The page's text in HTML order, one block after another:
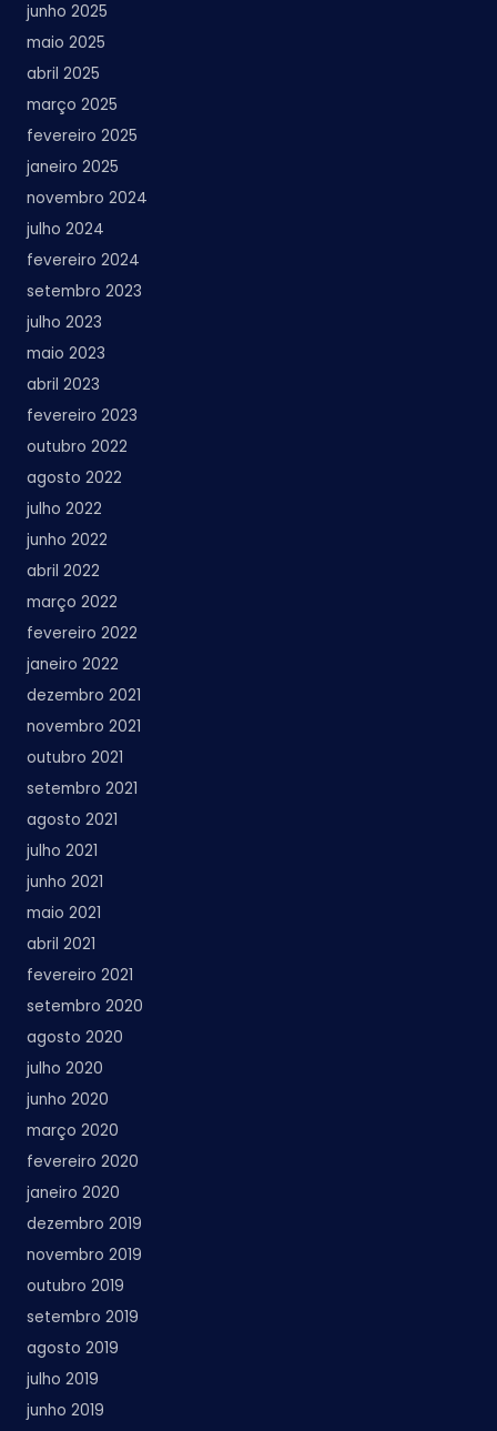
junho 2025
maio 2025
abril 2025
março 2025
fevereiro 2025
janeiro 2025
novembro 2024
julho 2024
fevereiro 2024
setembro 2023
julho 2023
maio 2023
abril 2023
fevereiro 2023
outubro 2022
agosto 2022
julho 2022
junho 2022
abril 2022
março 2022
fevereiro 2022
janeiro 2022
dezembro 2021
novembro 2021
outubro 2021
setembro 2021
agosto 2021
julho 2021
junho 2021
maio 2021
abril 2021
fevereiro 2021
setembro 2020
agosto 2020
julho 2020
junho 2020
março 2020
fevereiro 2020
janeiro 2020
dezembro 2019
novembro 2019
outubro 2019
setembro 2019
agosto 2019
julho 2019
junho 2019